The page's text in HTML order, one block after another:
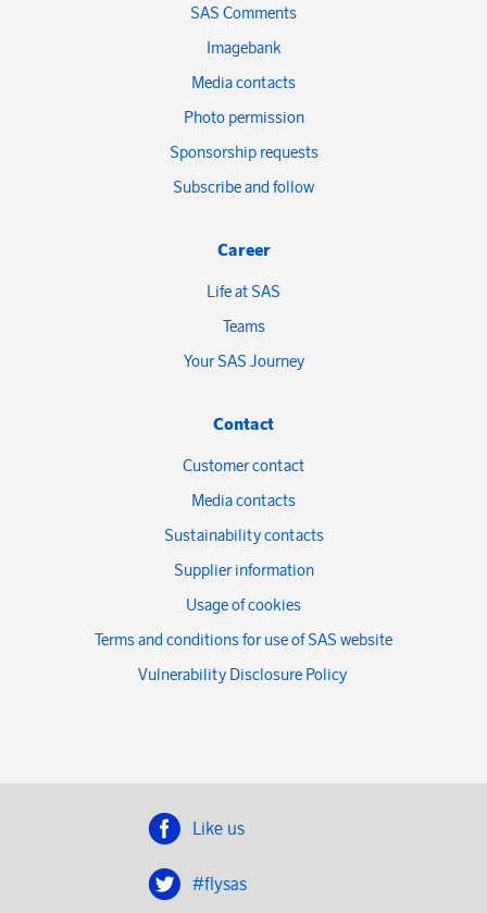
SAS Comments
Imagebank
Media contacts
Photo permission
Sponsorship requests
Subscribe and follow
Career
Life at SAS
Teams
Your SAS Journey
Contact
Customer contact
Media contacts
Sustainability contacts
Supplier information
Usage of cookies
Terms and conditions for use of SAS website
Vulnerability Disclosure Policy
Like us
#flysas